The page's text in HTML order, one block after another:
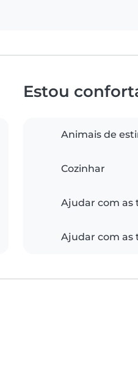
Estou
Animais de
Cozinhar
Ajudar com as
Ajudar com as